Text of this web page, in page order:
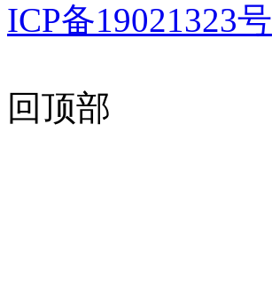
ICP备19021323号
回顶部